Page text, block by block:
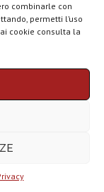
combinarle con
permetti l’uso
cookie consulta la